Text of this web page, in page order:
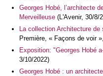
Georges Hobé, l’architecte
Merveilleuse(L'Avenir, 30/8/
La collection Architecture de
Première, « Façons de voir
Exposition: "Georges Hobé
3/10/2022)
Georges Hobé : un